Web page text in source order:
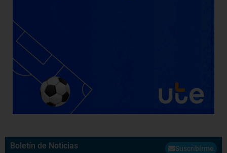
Boletín de Noticias Suscribirme